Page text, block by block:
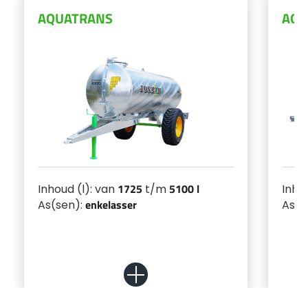
Eesti keel
Slovenija
Lietuvių kalba
Srpski
AQUATRANS
Inhoud (l): van 1725 t/m 5100 l
As(sen): enkelasser